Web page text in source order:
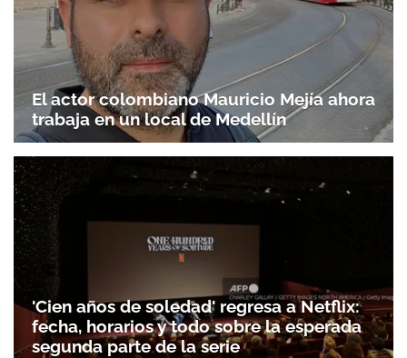
El actor colombiano Mauricio Mejía ahora
trabaja en un local de Medellín
'Cien años de soledad' regresa a Netflix:
fecha, horarios y todo sobre la esperada
segunda parte de la serie